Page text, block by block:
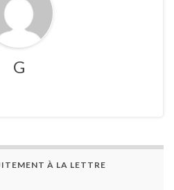
G
À LA LETTRE